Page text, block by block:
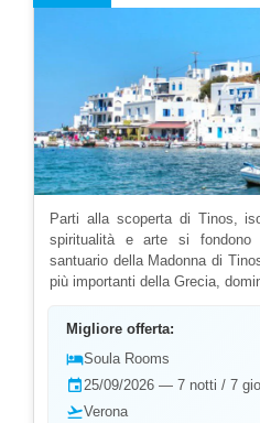
tutte queste emozionanti
Parti alla scoperta di Tinos,
spiritualità e arte si fondono
santuario della Madonna di Tinos, meta di pellegrinaggio tra i
più importanti della Grecia,
lavorazione del marmo
decorano un paesaggio
villaggi arroccati, dei laboratori
ricca di specialità
Migliore offerta:
hotelSoula Rooms
event25/09/2026 — 7 notti / 7
flight_takeoffVerona